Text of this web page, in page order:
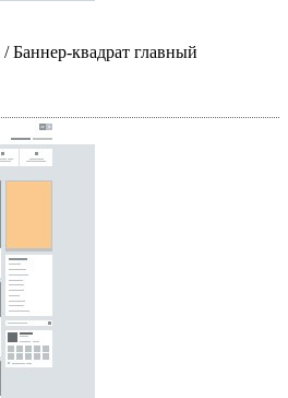
/ Баннер-квадрат главный